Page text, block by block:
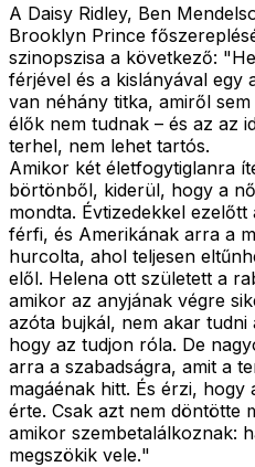
A Daisy Ridley, Ben
Brooklyn Prince
szinopszisa a következő: "
férjével és a kislányával egy
van néhány titka, amiről
élők nem tudnak – és az az
terhel, nem lehet tartós.
Amikor két életfogytiglanra
börtönből, kiderül, hogy a
mondta. Évtizedekkel
férfi, és Amerikának arra a
hurcolta, ahol teljesen
elől. Helena ott született a
amikor az anyjának végre
azóta bujkál, nem akar tudni
hogy az tudjon róla. De
arra a szabadságra, amit a
magáénak hitt. És érzi,
érte. Csak azt nem döntötte
amikor szembetalálkoznak:
megszökik vele."